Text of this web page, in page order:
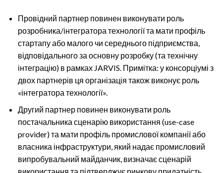
Провідний партнер повинен виконувати роль
розробника/інтегратора технології та мати профіль
стартапу або малого чи середнього підприємства,
відповідального за основну розробку (та технічну
інтеграцію) в рамках JARVIS. Примітка: у консорціумі з
двох партнерів ця організація також виконує роль
«інтегратора технології».
Другий партнер повинен виконувати роль
постачальника сценарію використання (use-case
provider) та мати профіль промислової компанії або
власника інфраструктури, який надає промисловий
випробувальний майданчик, визначає сценарій